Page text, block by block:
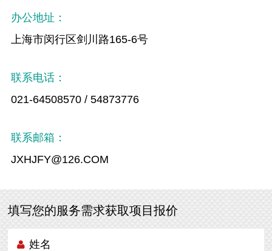
办公地址：
上海市闵行区剑川路165-6号
联系电话：
021-64508570 / 54873776
联系邮箱：
JXHJFY@126.COM
填写您的服务需求获取项目报价
姓名